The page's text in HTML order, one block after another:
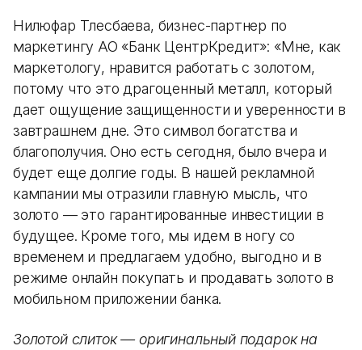
Нилюфар Тлесбаева, бизнес-партнер по
маркетингу АО «Банк ЦентрКредит»: «Мне, как
маркетологу, нравится работать с золотом,
потому что это драгоценный металл, который
дает ощущение защищенности и уверенности в
завтрашнем дне. Это символ богатства и
благополучия. Оно есть сегодня, было вчера и
будет еще долгие годы. В нашей рекламной
кампании мы отразили главную мысль, что
золото — это гарантированные инвестиции в
будущее. Кроме того, мы идем в ногу со
временем и предлагаем удобно, выгодно и в
режиме онлайн покупать и продавать золото в
мобильном приложении банка.
Золотой слиток — оригинальный подарок на